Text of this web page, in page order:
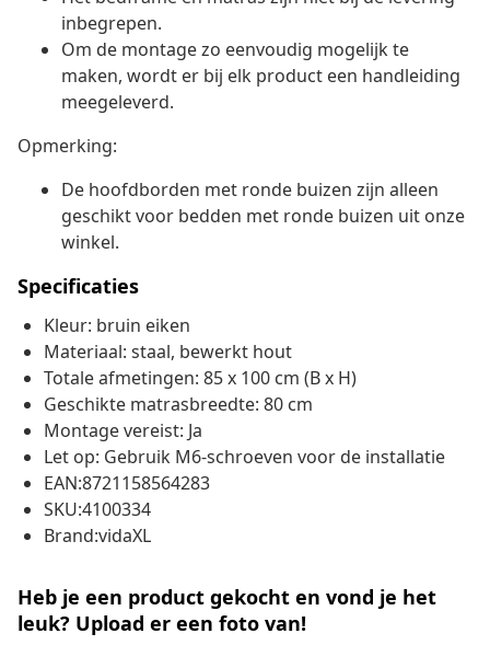
inbegrepen.
Om de montage zo eenvoudig mogelijk te
maken, wordt er bij elk product een handleiding
meegeleverd.
Opmerking:
De hoofdborden met ronde buizen zijn alleen
geschikt voor bedden met ronde buizen uit onze
winkel.
Specificaties
Kleur: bruin eiken
Materiaal: staal, bewerkt hout
Totale afmetingen: 85 x 100 cm (B x H)
Geschikte matrasbreedte: 80 cm
Montage vereist: Ja
Let op: Gebruik M6-schroeven voor de installatie
EAN:8721158564283
SKU:4100334
Brand:vidaXL
Heb je een product gekocht en vond je het
leuk? Upload er een foto van!